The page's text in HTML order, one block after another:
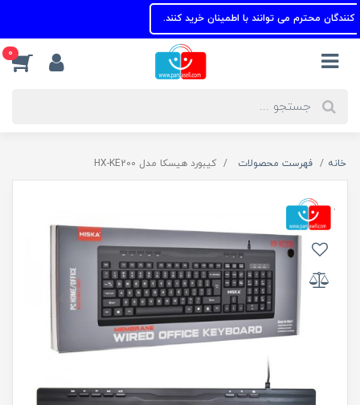
محترم می توانند با اطمینان خرید کنند.
0
خانه فهرست محصولات کیبورد هیسکا مدل HX-KE200